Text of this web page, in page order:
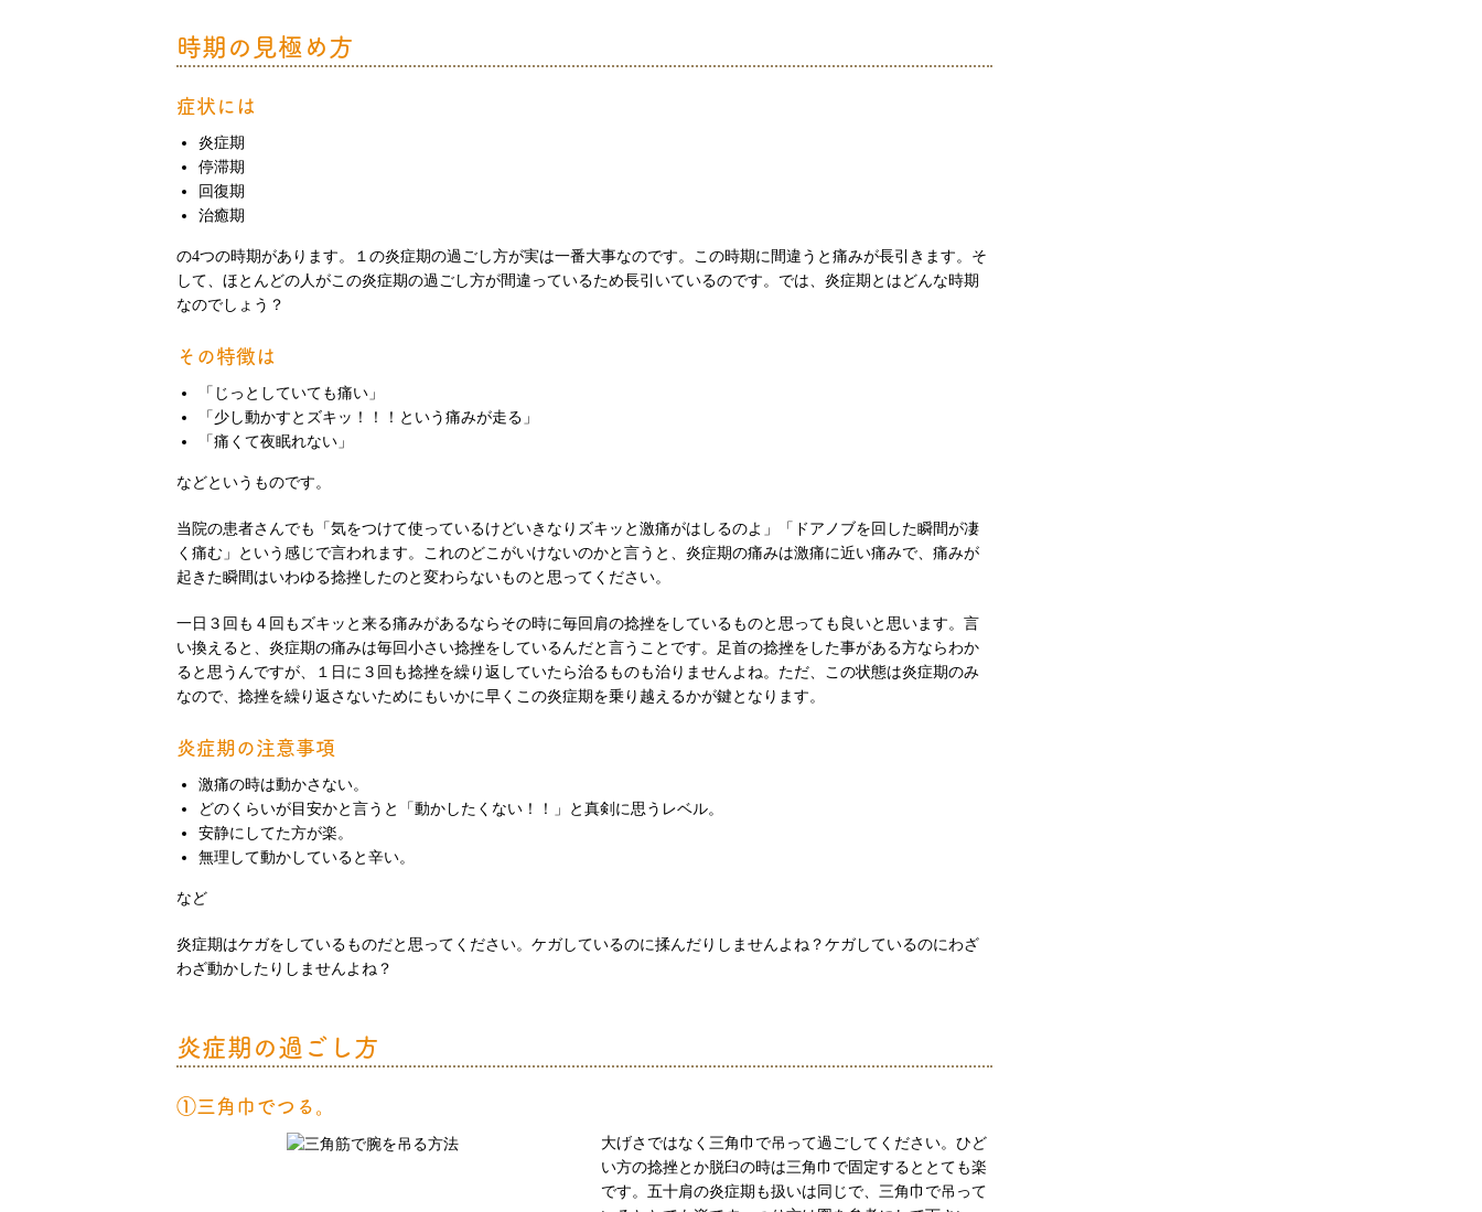
時期の見極め方
症状には
炎症期
停滞期
回復期
治癒期
の4つの時期があります。１の炎症期の過ごし方が実は一番大事なのです。この時期に間違うと痛みが長引きます。そ
して、ほとんどの人がこの炎症期の過ごし方が間違っているため長引いているのです。では、炎症期とはどんな時期
なのでしょう？
その特徴は
「じっとしていても痛い」
「少し動かすとズキッ！！！という痛みが走る」
「痛くて夜眠れない」
などというものです。
当院の患者さんでも「気をつけて使っているけどいきなりズキッと激痛がはしるのよ」「ドアノブを回した瞬間が凄
く痛む」という感じで言われます。これのどこがいけないのかと言うと、炎症期の痛みは激痛に近い痛みで、痛みが
起きた瞬間はいわゆる捻挫したのと変わらないものと思ってください。
一日３回も４回もズキッと来る痛みがあるならその時に毎回肩の捻挫をしているものと思っても良いと思います。言
い換えると、炎症期の痛みは毎回小さい捻挫をしているんだと言うことです。足首の捻挫をした事がある方ならわか
ると思うんですが、１日に３回も捻挫を繰り返していたら治るものも治りませんよね。ただ、この状態は炎症期のみ
なので、捻挫を繰り返さないためにもいかに早くこの炎症期を乗り越えるかが鍵となります。
炎症期の注意事項
激痛の時は動かさない。
どのくらいが目安かと言うと「動かしたくない！！」と真剣に思うレベル。
安静にしてた方が楽。
無理して動かしていると辛い。
など
炎症期はケガをしているものだと思ってください。ケガしているのに揉んだりしませんよね？ケガしているのにわざ
わざ動かしたりしませんよね？
炎症期の過ごし方
①三角巾でつる。
大げさではなく三角巾で吊って過ごしてください。ひど
い方の捻挫とか脱臼の時は三角巾で固定するととても楽
です。五十肩の炎症期も扱いは同じで、三角巾で吊って